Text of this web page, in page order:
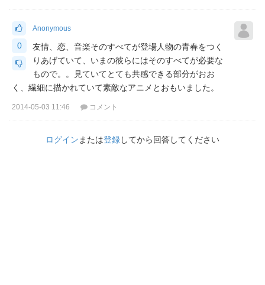
0
Anonymous
友情、恋、音楽そのすべてが登場人物の青春をつく
りあげていて、いまの彼らにはそのすべてが必要な
もので。。見ていてとても共感できる部分がおお
く、繊細に描かれていて素敵なアニメとおもいました。
2014-05-03 11:46 コメント
ログイン または登録してから回答してください